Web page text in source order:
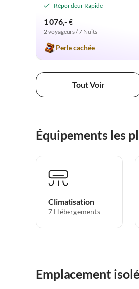
Répondeur Rapide
1 076,- €
2 voyageurs / 7 Nuits
Perle cachée
Tout Voir
Équipements les
Climatisation
7 Hébergements
Emplacement